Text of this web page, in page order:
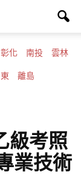
彰化 南投 雲林
離島
級考照
業技術